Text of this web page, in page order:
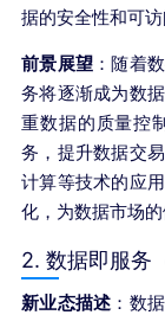
据的安全性和可访
前景展望 ：随着
务将逐渐成为数
重数据的质量控
务，提升数据交
计算等技术的应
化，为数据市场的
2. 数据即服务
新业态描述 ：数